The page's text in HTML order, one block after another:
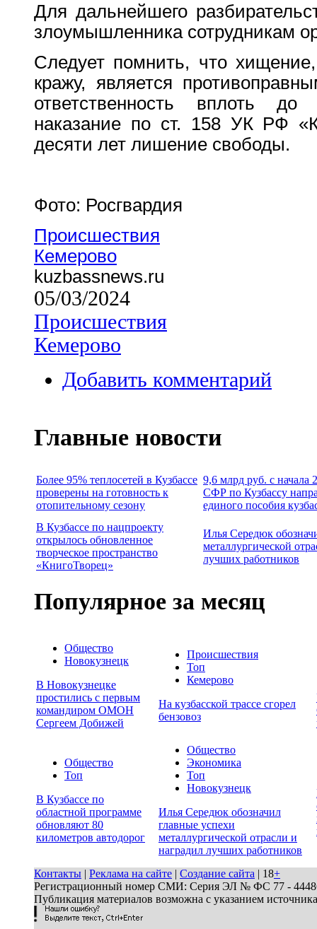
Для дальнейшего
злоумышленника сотрудникам
Следует помнить, что
кражу, является
ответственность вплоть до
наказание по ст. 158 УК РФ
десяти лет лишение свободы.
Фото: Росгвардия
Происшествия
Кемерово
kuzbassnews.ru
05/03/2024
Происшествия
Кемерово
Добавить комментарий
Главные новости
Более 95% теплосетей в Кузбассе
проверены на готовность к
отопительному сезону
9,6 млрд руб. с начала
СФР по Кузбассу
единого пособия
В Кузбассе по нацпроекту
открылось обновленное
творческое пространство
«КнигоТворец»
Илья Середюк
металлургической
лучших работников
Популярное за месяц
Общество
Новокузнецк
В Новокузнецке
простились с первым
командиром ОМОН
Сергеем Добижей
Происшествия
Топ
Кемерово
На кузбасской трассе сгорел
бензовоз
Общество
Топ
В Кузбассе по
областной программе
обновляют 80
километров автодорог
Общество
Экономика
Топ
Новокузнецк
Илья Середюк обозначил
главные успехи
металлургической отрасли и
наградил лучших работников
Контакты | Реклама на сайте | Создание сайта | 18+
Регистрационный номер СМИ: Серия ЭЛ № ФС 77 - 44486
Публикация материалов возможна с указанием